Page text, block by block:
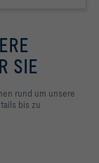
SIE
rund um unsere
bis zu